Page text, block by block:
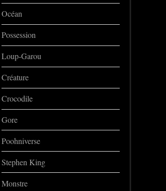
Océan
Possession
Loup-Garou
Créature
Crocodile
Gore
Poohniverse
Stephen King
Monstre